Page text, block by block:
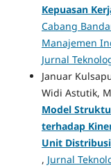
Kepuasan
Cabang
Manajemen
Jurnal
Januar
Widi Astutik,
Model
terhadap
Unit
, Jurnal